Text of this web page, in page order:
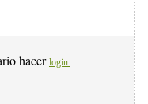
hacer login.